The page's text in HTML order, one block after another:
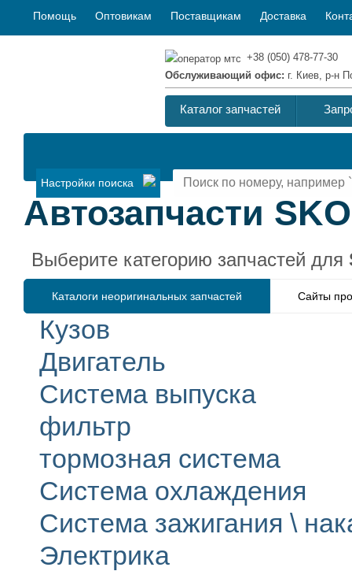
Помощь Оптовикам Поставщикам Доставка
+38 (050) 478-77-30
Обслуживающий офис: г. Киев, р-н
Каталог запчастей
Настройки поиска
Автозапчасти
Выберите категорию запчастей для
Каталоги неоригинальных запчастей Сайты
Кузов
Двигатель
Система выпуска
фильтр
тормозная система
Система охлаждения
Система зажигания \
Электрика